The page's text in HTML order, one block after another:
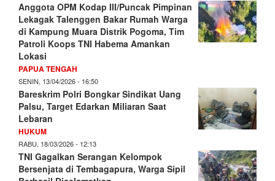
Anggota OPM Kodap III/Puncak Pimpinan
Lekagak Talenggen Bakar Rumah Warga
di Kampung Muara Distrik Pogoma, Tim
Patroli Koops TNI Habema Amankan
Lokasi
PAPUA TENGAH
SENIN, 13/04/2026 - 16:50
Bareskrim Polri Bongkar Sindikat Uang
Palsu, Target Edarkan Miliaran Saat
Lebaran
HUKUM
RABU, 18/03/2026 - 12:13
TNI Gagalkan Serangan Kelompok
Bersenjata di Tembagapura, Warga Sipil